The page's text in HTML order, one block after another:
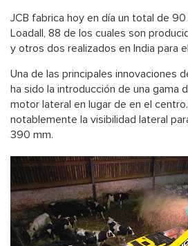
JCB fabrica hoy en día un total de
Loadall, 88 de los cuales son
y otros dos realizados en India para
Una de las principales innovaciones
ha sido la introducción de una gama
motor lateral en lugar de en el
notablemente la visibilidad lateral
390 mm.